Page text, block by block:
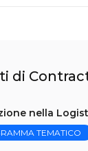
di
nella
TEMATICO